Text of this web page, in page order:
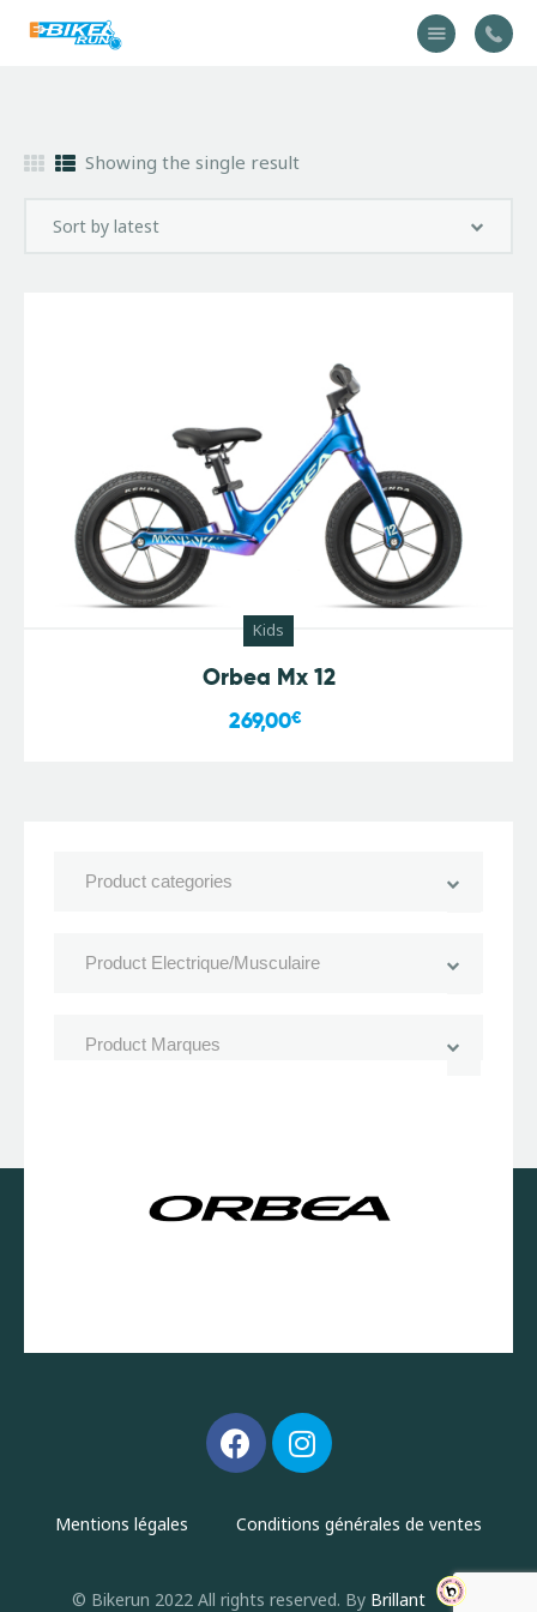
Vélo
Équipement
Showing the single result
Kids
Orbea Mx 12
269,00€
Mentions légales Conditions générales de ventes
© Bikerun 2022 All rights reserved. By Brillant